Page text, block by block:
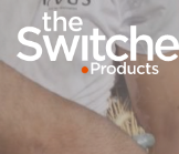
main
content